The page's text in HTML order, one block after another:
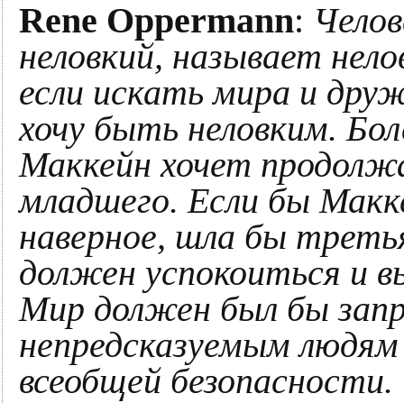
Rene Oppermann:
неловкий, называет
если искать мира и
хочу быть неловким.
Маккейн хочет
младшего. Если бы
наверное, шла бы
должен успокоиться и
Мир должен был бы
непредсказуемым
всеобщей безопасности.